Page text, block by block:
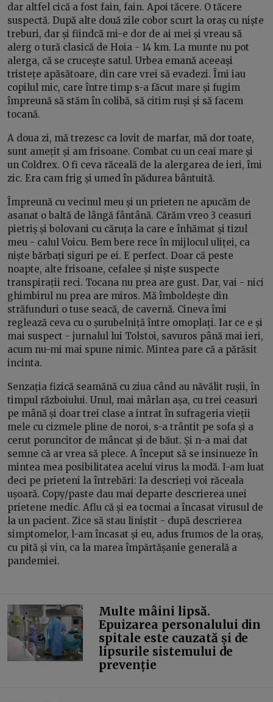
dar altfel cică a fost fain, fain. Apoi tăcere. O tăcere
suspectă. După alte două zile cobor scurt la oraș cu niște
treburi, dar și fiindcă mi-e dor de ai mei și vreau să
alerg o tură clasică de Hoia - 14 km. La munte nu pot
alerga, că se crucește satul. Urbea emană aceeași
tristețe apăsătoare, din care vrei să evadezi. Îmi iau
copilul mic, care între timp s-a făcut mare și fugim
împreună să stăm în colibă, să citim ruși și să facem
tocană.
A doua zi, mă trezesc ca lovit de marfar, mă dor toate,
sunt amețit și am frisoane. Combat cu un ceai mare și
un Coldrex. O fi ceva răceală de la alergarea de ieri, îmi
zic. Era cam frig și umed în pădurea bântuită.
Împreună cu vecinul meu și un prieten ne apucăm de
asanat o baltă de lângă fântână. Cărăm vreo 3 ceasuri
pietriș și bolovani cu căruța la care e înhămat și tizul
meu - calul Voicu. Bem bere rece în mijlocul uliței, ca
niște bărbați siguri pe ei. E perfect. Doar că peste
noapte, alte frisoane, cefalee și niște suspecte
transpirații reci. Tocana nu prea are gust. Dar, vai - nici
ghimbirul nu prea are miros. Mă îmboldește din
străfunduri o tuse seacă, de cavernă. Cineva îmi
reglează ceva cu o șurubelniță între omoplați. Iar ce e și
mai suspect - jurnalul lui Tolstoi, savuros până mai ieri,
acum nu-mi mai spune nimic. Mintea pare că a părăsit
incinta.
Senzația fizică seamănă cu ziua când au năvălit rușii, în
timpul războiului. Unul, mai mârlan așa, cu trei ceasuri
pe mână și doar trei clase a intrat în sufrageria vieții
mele cu cizmele pline de noroi, s-a trântit pe sofa și a
cerut poruncitor de mâncat și de băut. Și n-a mai dat
semne că ar vrea să plece. A început să se insinueze în
mintea mea posibilitatea acelui virus la modă. I-am luat
deci pe prieteni la întrebări: Ia descrieți voi răceala
ușoară. Copy/paste dau mai departe descrierea unei
prietene medic. Aflu că și ea tocmai a încasat virusul de
la un pacient. Zice să stau liniștit - după descrierea
simptomelor, l-am încasat și eu, adus frumos de la oraș,
cu pită și vin, ca la marea împărtășanie generală a
pandemiei.
Multe mâini lipsă.
Epuizarea personalului din
spitale este cauzată și de
lipsurile sistemului de
prevenție